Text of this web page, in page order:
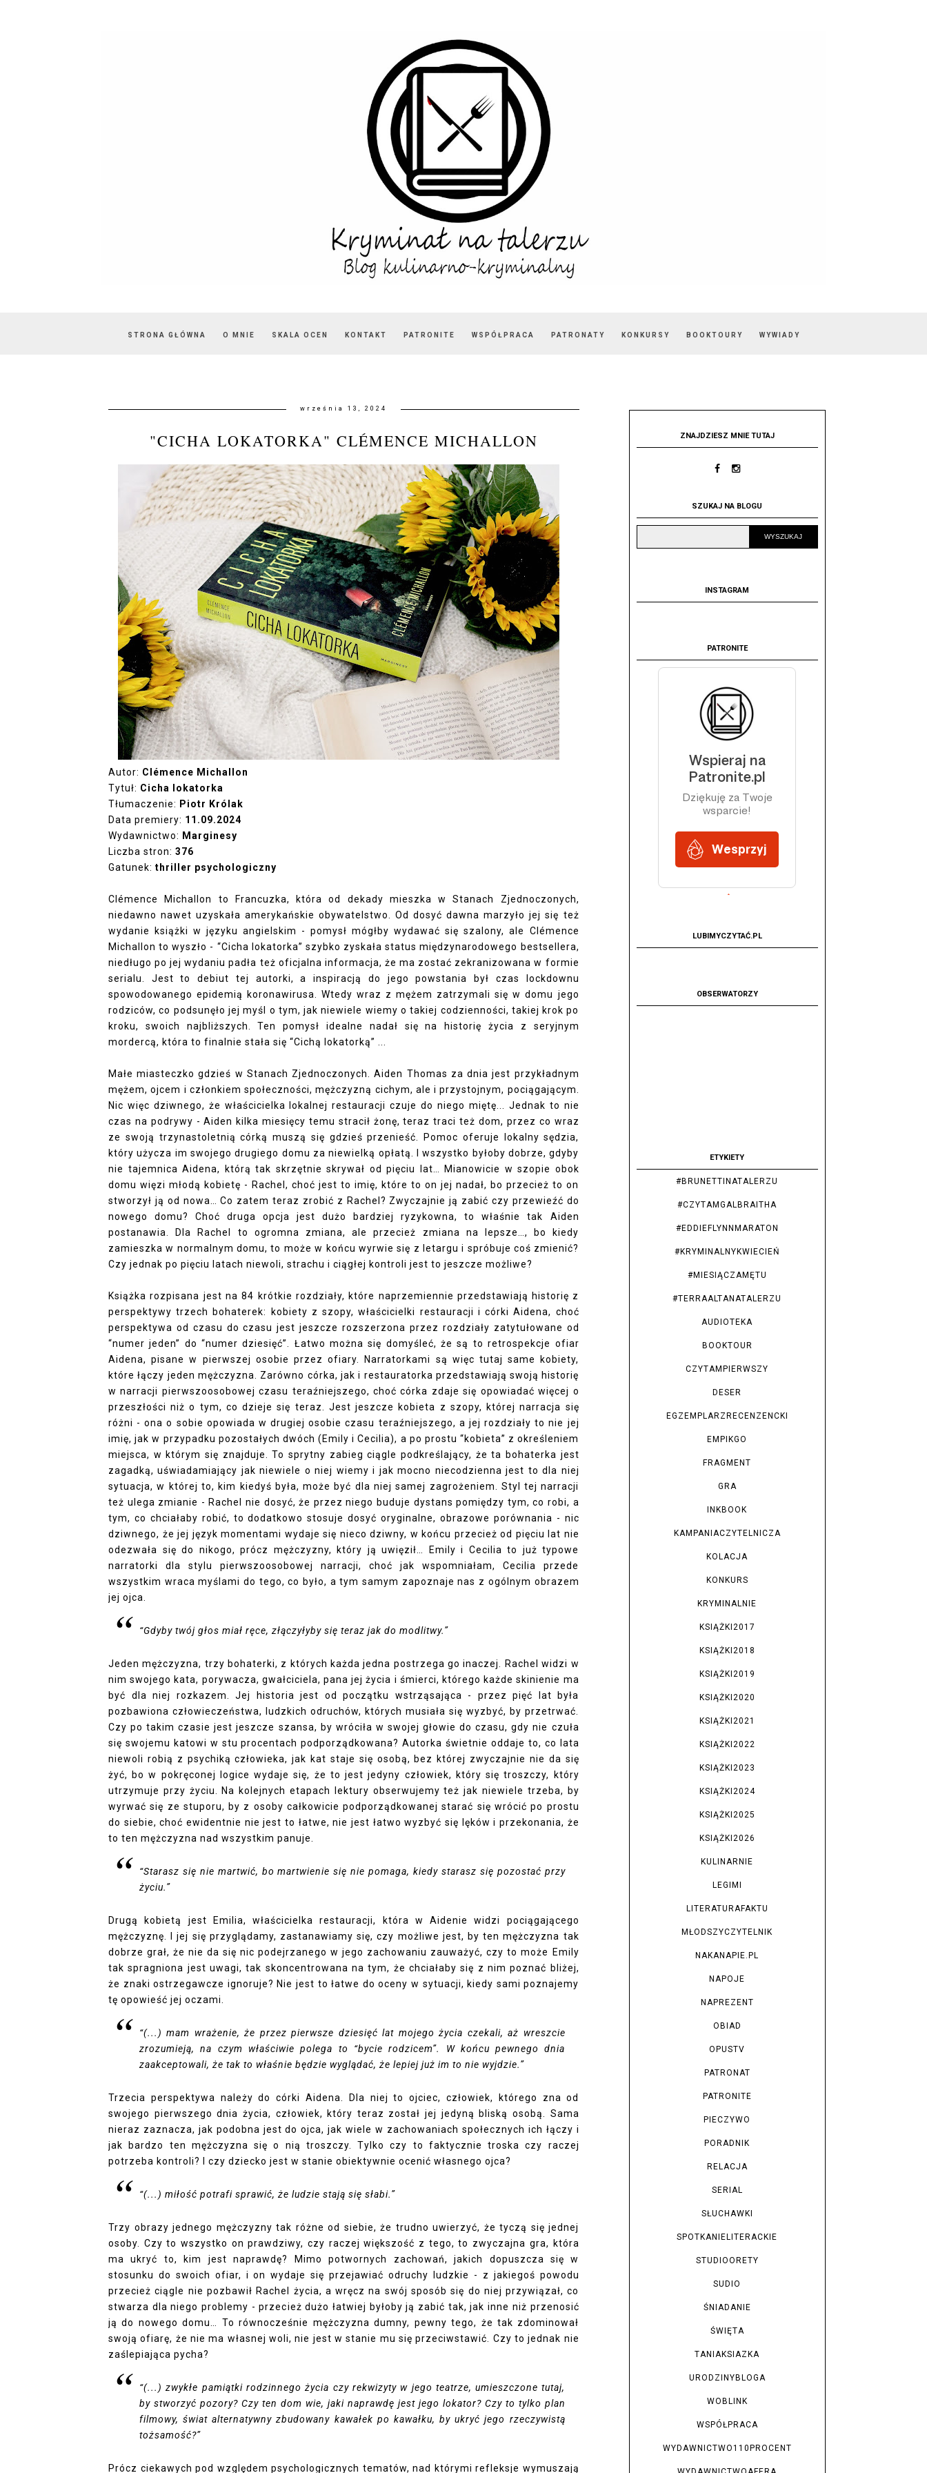
STRONA GŁÓWNA O MNIE SKALA OCEN KONTAKT PATRONITE WSPÓŁPRACA PATRONATY KONKURSY BOOKTOURY WYWIADY
września 13, 2024
"CICHA LOKATORKA" CLÉMENCE MICHALLON
Autor: Clémence Michallon
Tytuł: Cicha lokatorka
Tłumaczenie: Piotr Królak
Data premiery: 11.09.2024
Wydawnictwo: Marginesy
Liczba stron: 376
Gatunek: thriller psychologiczny
Clémence Michallon to Francuzka, która od dekady mieszka w Stanach Zjednoczonych,
niedawno nawet uzyskała amerykańskie obywatelstwo. Od dosyć dawna marzyło jej się też
wydanie książki w języku angielskim - pomysł mógłby wydawać się szalony, ale Clémence
Michallon to wyszło - “Cicha lokatorka” szybko zyskała status międzynarodowego bestsellera,
niedługo po jej wydaniu padła też oficjalna informacja, że ma zostać zekranizowana w formie
serialu. Jest to debiut tej autorki, a inspiracją do jego powstania był czas lockdownu
spowodowanego epidemią koronawirusa. Wtedy wraz z mężem zatrzymali się w domu jego
rodziców, co podsunęło jej myśl o tym, jak niewiele wiemy o takiej codzienności, takiej krok po
kroku, swoich najbliższych. Ten pomysł idealne nadał się na historię życia z seryjnym
mordercą, która to finalnie stała się “Cichą lokatorką” ...
Małe miasteczko gdzieś w Stanach Zjednoczonych. Aiden Thomas za dnia jest przykładnym
mężem, ojcem i członkiem społeczności, mężczyzną cichym, ale i przystojnym, pociągającym.
Nic więc dziwnego, że właścicielka lokalnej restauracji czuje do niego miętę... Jednak to nie
czas na podrywy - Aiden kilka miesięcy temu stracił żonę, teraz traci też dom, przez co wraz
ze swoją trzynastoletnią córką muszą się gdzieś przenieść. Pomoc oferuje lokalny sędzia,
który użycza im swojego drugiego domu za niewielką opłatą. I wszystko byłoby dobrze, gdyby
nie tajemnica Aidena, którą tak skrzętnie skrywał od pięciu lat… Mianowicie w szopie obok
domu więzi młodą kobietę - Rachel, choć jest to imię, które to on jej nadał, bo przecież to on
stworzył ją od nowa… Co zatem teraz zrobić z Rachel? Zwyczajnie ją zabić czy przewieźć do
nowego domu? Choć druga opcja jest dużo bardziej ryzykowna, to właśnie tak Aiden
postanawia. Dla Rachel to ogromna zmiana, ale przecież zmiana na lepsze…, bo kiedy
zamieszka w normalnym domu, to może w końcu wyrwie się z letargu i spróbuje coś zmienić?
Czy jednak po pięciu latach niewoli, strachu i ciągłej kontroli jest to jeszcze możliwe?
Książka rozpisana jest na 84 krótkie rozdziały, które naprzemiennie przedstawiają historię z
perspektywy trzech bohaterek: kobiety z szopy, właścicielki restauracji i córki Aidena, choć
perspektywa od czasu do czasu jest jeszcze rozszerzona przez rozdziały zatytułowane od
“numer jeden” do “numer dziesięć”. Łatwo można się domyśleć, że są to retrospekcje ofiar
Aidena, pisane w pierwszej osobie przez ofiary. Narratorkami są więc tutaj same kobiety,
które łączy jeden mężczyzna. Zarówno córka, jak i restauratorka przedstawiają swoją historię
w narracji pierwszoosobowej czasu teraźniejszego, choć córka zdaje się opowiadać więcej o
przeszłości niż o tym, co dzieje się teraz. Jest jeszcze kobieta z szopy, której narracja się
różni - ona o sobie opowiada w drugiej osobie czasu teraźniejszego, a jej rozdziały to nie jej
imię, jak w przypadku pozostałych dwóch (Emily i Cecilia), a po prostu “kobieta” z określeniem
miejsca, w którym się znajduje. To sprytny zabieg ciągle podkreślający, że ta bohaterka jest
zagadką, uświadamiający jak niewiele o niej wiemy i jak mocno niecodzienna jest to dla niej
sytuacja, w której to, kim kiedyś była, może być dla niej samej zagrożeniem. Styl tej narracji
też ulega zmianie - Rachel nie dosyć, że przez niego buduje dystans pomiędzy tym, co robi, a
tym, co chciałaby robić, to dodatkowo stosuje dosyć oryginalne, obrazowe porównania - nic
dziwnego, że jej język momentami wydaje się nieco dziwny, w końcu przecież od pięciu lat nie
odezwała się do nikogo, prócz mężczyzny, który ją uwięził… Emily i Cecilia to już typowe
narratorki dla stylu pierwszoosobowej narracji, choć jak wspomniałam, Cecilia przede
wszystkim wraca myślami do tego, co było, a tym samym zapoznaje nas z ogólnym obrazem
jej ojca.
“Gdyby twój głos miał ręce, złączyłyby się teraz jak do modlitwy.”
Jeden mężczyzna, trzy bohaterki, z których każda jedna postrzega go inaczej. Rachel widzi w
nim swojego kata, porywacza, gwałciciela, pana jej życia i śmierci, którego każde skinienie ma
być dla niej rozkazem. Jej historia jest od początku wstrząsająca - przez pięć lat była
pozbawiona człowieczeństwa, ludzkich odruchów, których musiała się wyzbyć, by przetrwać.
Czy po takim czasie jest jeszcze szansa, by wróciła w swojej głowie do czasu, gdy nie czuła
się swojemu katowi w stu procentach podporządkowana? Autorka świetnie oddaje to, co lata
niewoli robią z psychiką człowieka, jak kat staje się osobą, bez której zwyczajnie nie da się
żyć, bo w pokręconej logice wydaje się, że to jest jedyny człowiek, który się troszczy, który
utrzymuje przy życiu. Na kolejnych etapach lektury obserwujemy też jak niewiele trzeba, by
wyrwać się ze stuporu, by z osoby całkowicie podporządkowanej starać się wrócić po prostu
do siebie, choć ewidentnie nie jest to łatwe, nie jest łatwo wyzbyć się lęków i przekonania, że
to ten mężczyzna nad wszystkim panuje.
“Starasz się nie martwić, bo martwienie się nie pomaga, kiedy starasz się pozostać przy
życiu.”
Drugą kobietą jest Emilia, właścicielka restauracji, która w Aidenie widzi pociągającego
mężczyznę. I jej się przyglądamy, zastanawiamy się, czy możliwe jest, by ten mężczyzna tak
dobrze grał, że nie da się nic podejrzanego w jego zachowaniu zauważyć, czy to może Emily
tak spragniona jest uwagi, tak skoncentrowana na tym, że chciałaby się z nim poznać bliżej,
że znaki ostrzegawcze ignoruje? Nie jest to łatwe do oceny w sytuacji, kiedy sami poznajemy
tę opowieść jej oczami.
“(...) mam wrażenie, że przez pierwsze dziesięć lat mojego życia czekali, aż wreszcie
zrozumieją, na czym właściwie polega to “bycie rodzicem”. W końcu pewnego dnia
zaakceptowali, że tak to właśnie będzie wyglądać, że lepiej już im to nie wyjdzie.”
Trzecia perspektywa należy do córki Aidena. Dla niej to ojciec, człowiek, którego zna od
swojego pierwszego dnia życia, człowiek, który teraz został jej jedyną bliską osobą. Sama
nieraz zaznacza, jak podobna jest do ojca, jak wiele w zachowaniach społecznych ich łączy i
jak bardzo ten mężczyzna się o nią troszczy. Tylko czy to faktycznie troska czy raczej
potrzeba kontroli? I czy dziecko jest w stanie obiektywnie ocenić własnego ojca?
“(...) miłość potrafi sprawić, że ludzie stają się słabi.”
Trzy obrazy jednego mężczyzny tak różne od siebie, że trudno uwierzyć, że tyczą się jednej
osoby. Czy to wszystko on prawdziwy, czy raczej większość z tego, to zwyczajna gra, która
ma ukryć to, kim jest naprawdę? Mimo potwornych zachowań, jakich dopuszcza się w
stosunku do swoich ofiar, i on wydaje się przejawiać odruchy ludzkie - z jakiegoś powodu
przecież ciągle nie pozbawił Rachel życia, a wręcz na swój sposób się do niej przywiązał, co
stwarza dla niego problemy - przecież dużo łatwiej byłoby ją zabić tak, jak inne niż przenosić
ją do nowego domu… To równocześnie mężczyzna dumny, pewny tego, że tak zdominował
swoją ofiarę, że nie ma własnej woli, nie jest w stanie mu się przeciwstawić. Czy to jednak nie
zaślepiająca pycha?
“(...) zwykłe pamiątki rodzinnego życia czy rekwizyty w jego teatrze, umieszczone tutaj,
by stworzyć pozory? Czy ten dom wie, jaki naprawdę jest jego lokator? Czy to tylko plan
filmowy, świat alternatywny zbudowany kawałek po kawałku, by ukryć jego rzeczywistą
tożsamość?”
Prócz ciekawych pod względem psychologicznych tematów, nad którymi refleksje wymuszają
ZNAJDZIESZ MNIE TUTAJ
SZUKAJ NA BLOGU
INSTAGRAM
PATRONITE
LUBIMYCZYTAĆ.PL
OBSERWATORZY
ETYKIETY
#BRUNETTINATALERZU
#CZYTAMGALBRAITHA
#EDDIEFLYNNMARATON
#KRYMINALNYKWIECIEŃ
#MIESIĄCZAMĘTU
#TERRAALTANATALERZU
AUDIOTEKA
BOOKTOUR
CZYTAMPIERWSZY
DESER
EGZEMPLARZRECENZENCKI
EMPIKGO
FRAGMENT
GRA
INKBOOK
KAMPANIACZYTELNICZA
KOLACJA
KONKURS
KRYMINALNIE
KSIĄŻKI2017
KSIĄŻKI2018
KSIĄŻKI2019
KSIĄŻKI2020
KSIĄŻKI2021
KSIĄŻKI2022
KSIĄŻKI2023
KSIĄŻKI2024
KSIĄŻKI2025
KSIĄŻKI2026
KULINARNIE
LEGIMI
LITERATURAFAKTU
MŁODSZYCZYTELNIK
NAKANAPIE.PL
NAPOJE
NAPREZENT
OBIAD
OPUSTV
PATRONAT
PATRONITE
PIECZYWO
PORADNIK
RELACJA
SERIAL
SŁUCHAWKI
SPOTKANIELITERACKIE
STUDIOORETY
SUDIO
ŚNIADANIE
ŚWIĘTA
TANIAKSIAZKA
URODZINYBLOGA
WOBLINK
WSPÓŁPRACA
WYDAWNICTWO110PROCENT